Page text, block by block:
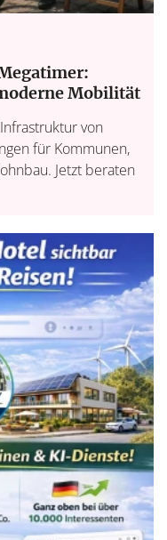
Mobilität
von
für Kommunen,
Jetzt beraten